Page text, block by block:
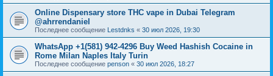
Online Dispensary store THC vape in Dubai Telegram
@ahrrendaniel
Последнее сообщение Lestdnks « 30 июл 2026, 19:30
WhatsApp +1(581) 942-4296 Buy Weed Hashish Cocaine in
Rome Milan Naples Italy Turin
Последнее сообщение penson « 30 июл 2026, 18:27